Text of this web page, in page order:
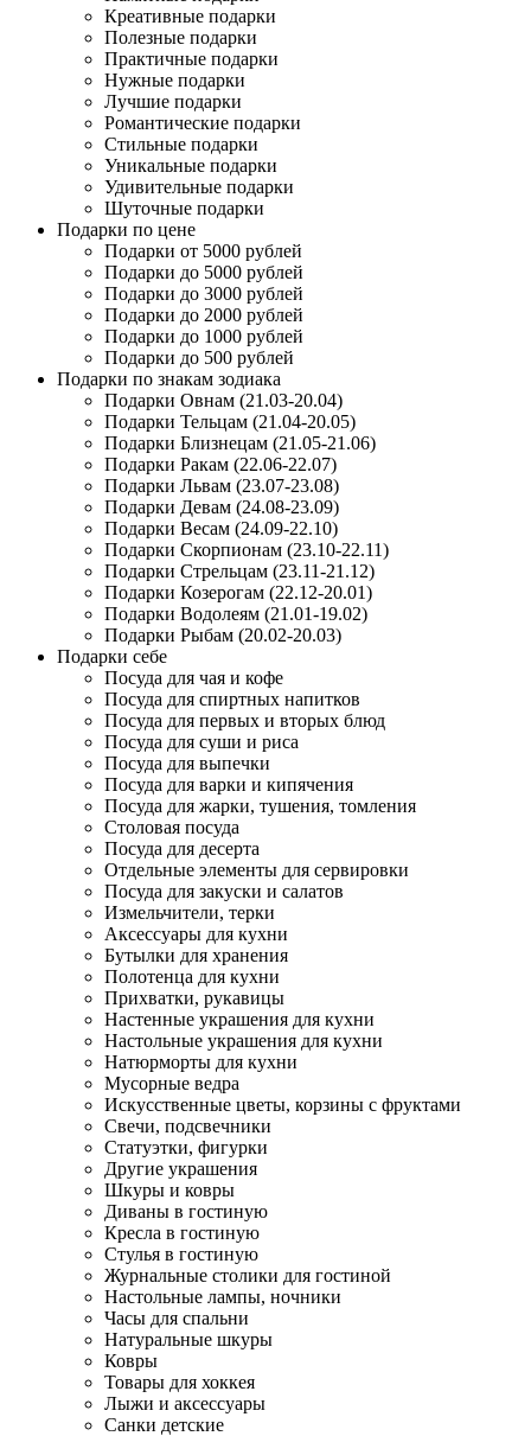
Креативные подарки
Полезные подарки
Практичные подарки
Нужные подарки
Лучшие подарки
Романтические подарки
Стильные подарки
Уникальные подарки
Удивительные подарки
Шуточные подарки
Подарки по цене
Подарки от 5000 рублей
Подарки до 5000 рублей
Подарки до 3000 рублей
Подарки до 2000 рублей
Подарки до 1000 рублей
Подарки до 500 рублей
Подарки по знакам зодиака
Подарки Овнам (21.03-20.04)
Подарки Тельцам (21.04-20.05)
Подарки Близнецам (21.05-21.06)
Подарки Ракам (22.06-22.07)
Подарки Львам (23.07-23.08)
Подарки Девам (24.08-23.09)
Подарки Весам (24.09-22.10)
Подарки Скорпионам (23.10-22.11)
Подарки Стрельцам (23.11-21.12)
Подарки Козерогам (22.12-20.01)
Подарки Водолеям (21.01-19.02)
Подарки Рыбам (20.02-20.03)
Подарки себе
Посуда для чая и кофе
Посуда для спиртных напитков
Посуда для первых и вторых блюд
Посуда для суши и риса
Посуда для выпечки
Посуда для варки и кипячения
Посуда для жарки, тушения, томления
Столовая посуда
Посуда для десерта
Отдельные элементы для сервировки
Посуда для закуски и салатов
Измельчители, терки
Аксессуары для кухни
Бутылки для хранения
Полотенца для кухни
Прихватки, рукавицы
Настенные украшения для кухни
Настольные украшения для кухни
Натюрморты для кухни
Мусорные ведра
Искусственные цветы, корзины с фруктами
Свечи, подсвечники
Статуэтки, фигурки
Другие украшения
Шкуры и ковры
Диваны в гостиную
Кресла в гостиную
Стулья в гостиную
Журнальные столики для гостиной
Настольные лампы, ночники
Часы для спальни
Натуральные шкуры
Ковры
Товары для хоккея
Лыжи и аксессуары
Санки детские